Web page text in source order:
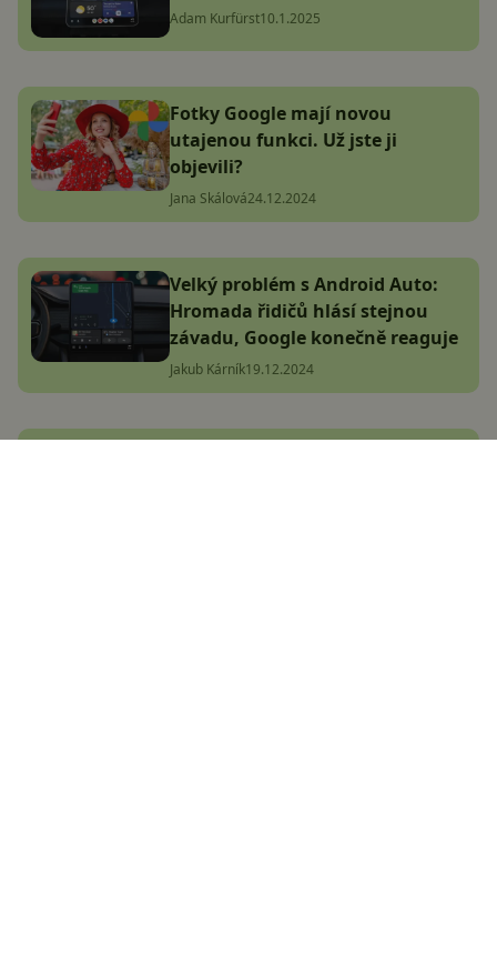
Adam Kurfürst10.1.2025
Fotky Google mají novou
utajenou funkci. Už jste ji
objevili?
Jana Skálová24.12.2024
Velký problém s Android Auto:
Hromada řidičů hlásí stejnou
závadu, Google konečně reaguje
Jakub Kárník19.12.2024